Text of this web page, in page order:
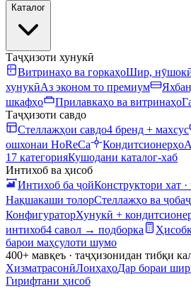
Каталог
Таҷҳизоти хунукӣ
Витринаҳо ва горкаҳоШир,
хунукӣАз эконом то премиум
шкафҳо
Прилавкаҳо ва витринаҳо
Таҷҳизоти савдо
Стеллажҳои савдо4 бренд + махсус
ошхонаи HoReCa
Кондитсионерҳо
17 категорияКушодани каталог-хаб
Интихоб ва ҳисоб
Интихоб ба ҷойКонструктори хат
Нақшакаши толорСтеллажҳо ва
КонфигураторХунукӣ +
интихоб4 савол → подборка
барои маҳсулоти шумо
400+ мавқеъ · таҷҳизонидан тибқи
ХизматрасонӣЛоиҳаҳоДар бораи
Гирифтани ҳисоб